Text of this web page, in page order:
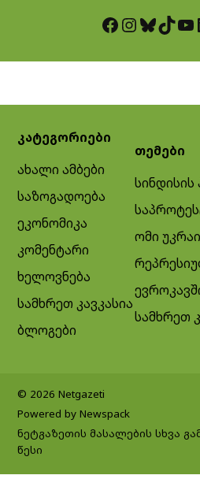
Facebook InstagramBluesky TikTok YouTube
კატეგორიები
ახალი ამბები
საზოგადოება
ეკონომიკა
კომენტარი
ხელოვნება
სამხრეთ კავკასია
ბლოგები
თემები
სინდისის
ომი
სამხრეთ
© 2026 Netgazeti
Powered by Newspack
ნეტგაზეთის მასალების სხვა
წესი